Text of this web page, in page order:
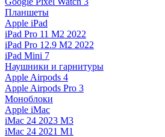
Планшеты
Apple iPad
iPad Pro 11 M2 2022
iPad Pro 12.9 M2 2022
iPad Mini 7
Наушники и гарнитуры
Apple Airpods 4
Apple Airpods Pro 3
Моноблоки
Apple iMac
iMac 24 2023 M3
iMac 24 2021 M1